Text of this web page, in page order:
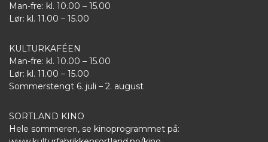
Man-fre: kl. 10.00 – 15.00
Lør: kl. 11.00 – 15.00
KULTURKAFÉEN
Man-fre: kl. 10.00 – 15.00
Lør: kl. 11.00 – 15.00
Sommerstengt 6. juli – 2. august
SORTLAND KINO
Hele sommeren, se kinoprogrammet på: